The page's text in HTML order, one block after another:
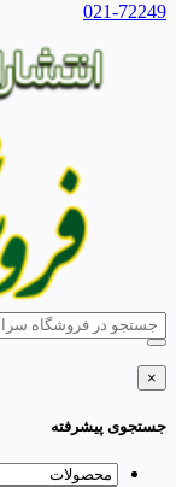
021-72249
×
جستجوی پیشرفته